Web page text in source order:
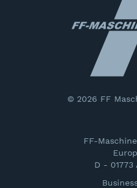
© 2026 FF
FF-
D - 01773